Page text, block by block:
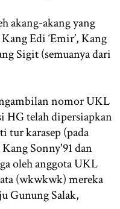
akang-akang yang
Edi ‘Emir’, Kang
Sigit (semuanya dari
nomor UKL
telah dipersiapkan
tur karasep (pada
Sonny'91 dan
oleh anggota UKL
(wkwkwk) mereka
Gunung Salak,